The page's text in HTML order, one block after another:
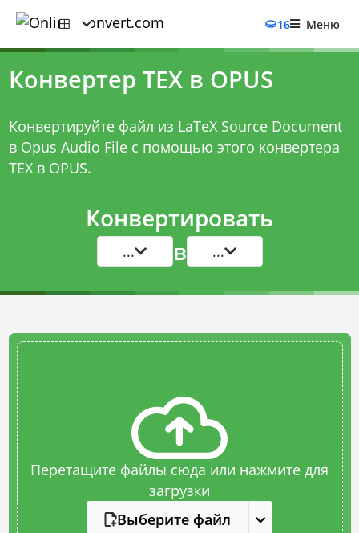
16 Меню
Конвертер TEX в OPUS
Конвертируйте файл из LaTeX Source Document
в Opus Audio File с помощью этого конвертера
TEX в OPUS.
Конвертировать
... в ...
Перетащите файлы сюда или нажмите для
загрузки
Выберите файл